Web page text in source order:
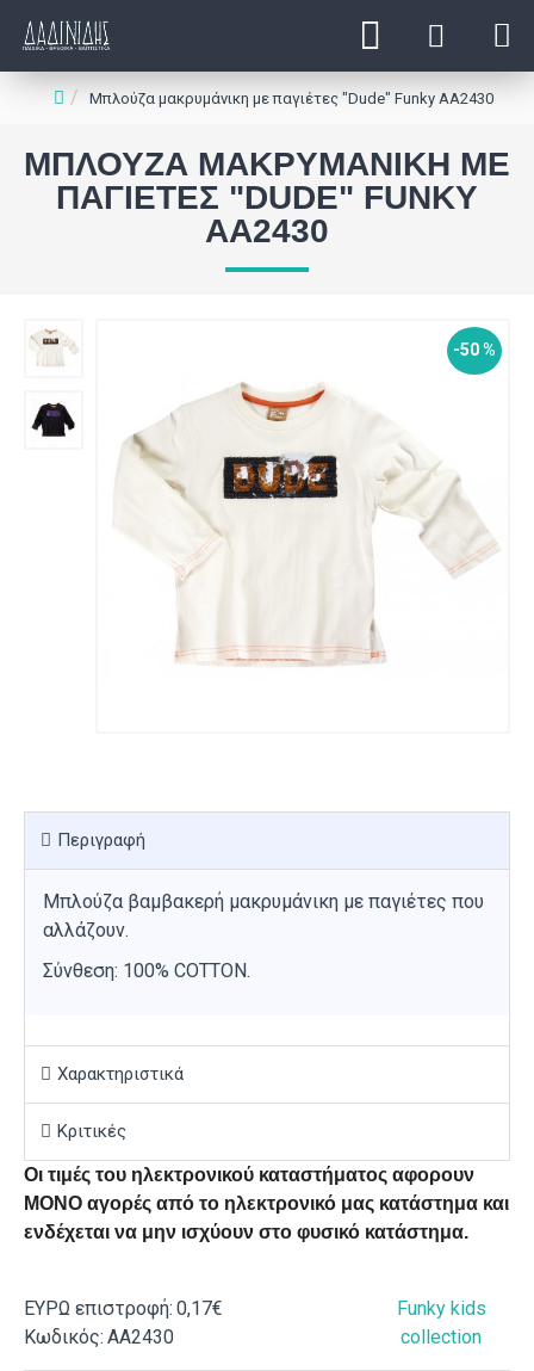
Μπλούζα μακρυμάνικη με παγιέτες "Dude" Funky ΑΑ2430
ΜΠΛΟΎΖΑ ΜΑΚΡΥΜΆΝΙΚΗ ΜΕ
ΠΑΓΙΈΤΕΣ "DUDE" FUNKY
ΑΑ2430
-50 %
Περιγραφή
Μπλούζα βαμβακερή μακρυμάνικη με παγιέτες που
αλλάζουν.
Σύνθεση: 100% COTTON.
Χαρακτηριστικά
Κριτικές
Οι τιμές του ηλεκτρονικού καταστήματος αφορουν
ΜΟΝΟ αγορές από το ηλεκτρονικό μας κατάστημα και
ενδέχεται να μην ισχύουν στο φυσικό κατάστημα.
ΕΥΡΩ επιστροφή: 0,17€
Κωδικός: ΑΑ2430
Funky kids
collection